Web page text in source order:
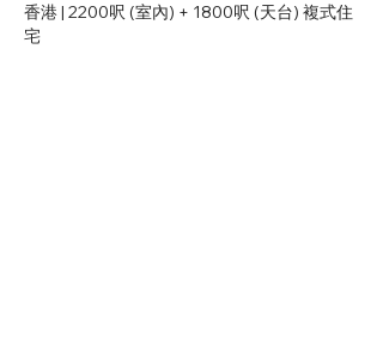
香港 | 2200呎 (室內) + 1800呎 (天台) 複式住
宅